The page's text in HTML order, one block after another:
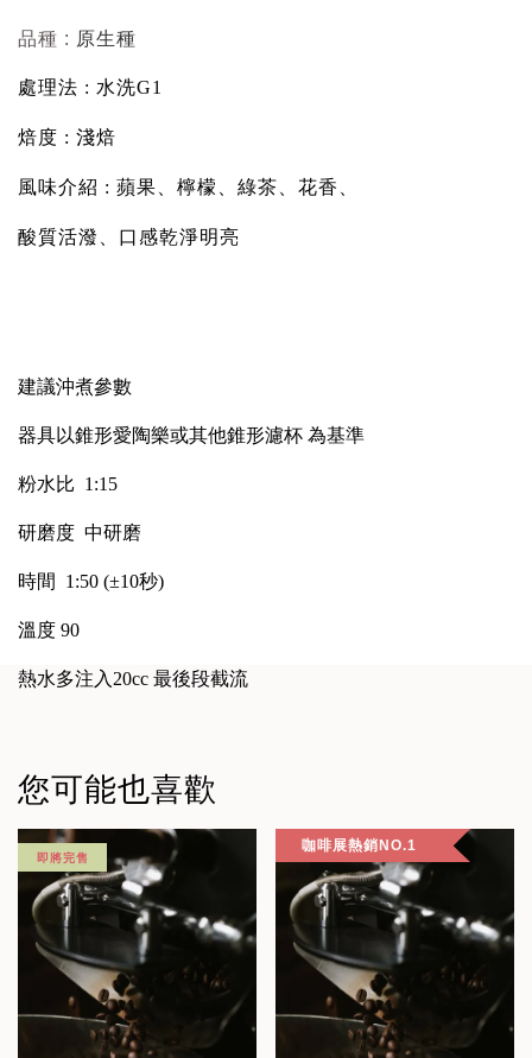
品種 : 原生種
處理法 : 水洗G1
焙度 : 淺焙
風味介紹 : 蘋果、檸檬、綠茶、花香、
酸質活潑、口感乾淨明亮
建議沖煮參數
器具以錐形愛陶樂或其他錐形濾杯 為基準
粉水比 1:15
研磨度 中研磨
時間 1:50 (±10秒)
溫度 90
熱水多注入 20cc 最後段截流
您可能也喜歡
即將完售
咖啡展熱銷NO.1